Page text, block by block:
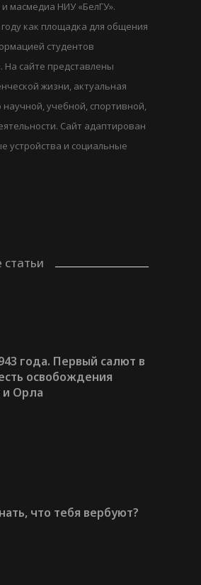
масмедиа НИУ «БелГУ».
году как площадка для общения
студентов
На сайте представлены
жизни, актуальная
учебной, спортивной,
Сайт адаптирован
устройства и социальные
года. Первый салют в
освобождения
и Орла
что тебя вербуют?